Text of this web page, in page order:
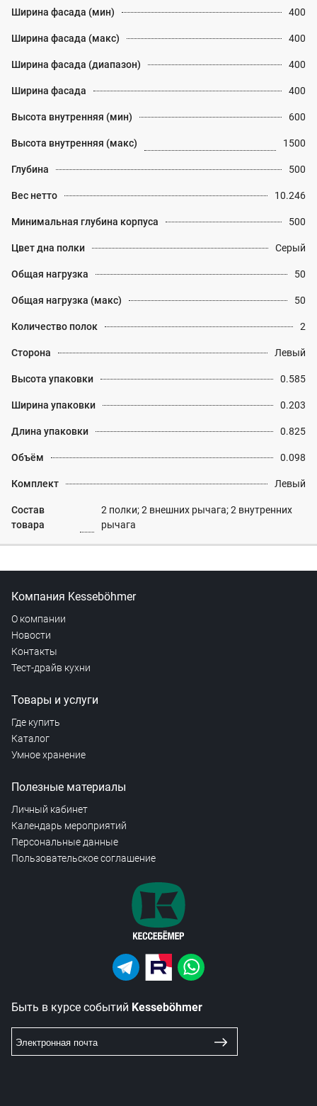
Ширина фасада (мин) 400
Ширина фасада (макс) 400
Ширина фасада (диапазон) 400
Ширина фасада 400
Высота внутренняя (мин) 600
Высота внутренняя (макс) 1500
Глубина 500
Вес нетто 10.246
Минимальная глубина корпуса 500
Цвет дна полки Серый
Общая нагрузка 50
Общая нагрузка (макс) 50
Количество полок 2
Сторона Левый
Высота упаковки 0.585
Ширина упаковки 0.203
Длина упаковки 0.825
Объём 0.098
Комплект Левый
Состав
товара
2 полки; 2 внешних рычага; 2 внутренних
рычага
Компания Kesseböhmer
О компании
Новости
Контакты
Тест-драйв кухни
Товары и услуги
Где купить
Каталог
Умное хранение
Полезные материалы
Личный кабинет
Календарь мероприятий
Персональные данные
Пользовательское соглашение
Быть в курсе событий Kesseböhmer